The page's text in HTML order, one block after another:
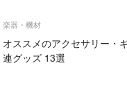
楽器・機材
オススメのアクセサリー・
連グッズ 13選